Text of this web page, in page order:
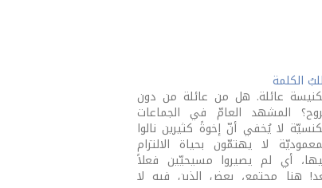
الكلمة
عائلة. هل من عائلة من دون
المشهد العامّ في الجماعات
لا يُخفي أنّ إخوةً كثيرين نالوا
لا يهتمّون بحياة الالتزام
أي لم يصيروا مسيحيّين فعلاً
هنا مجتمع، بعض الذين فيه لا